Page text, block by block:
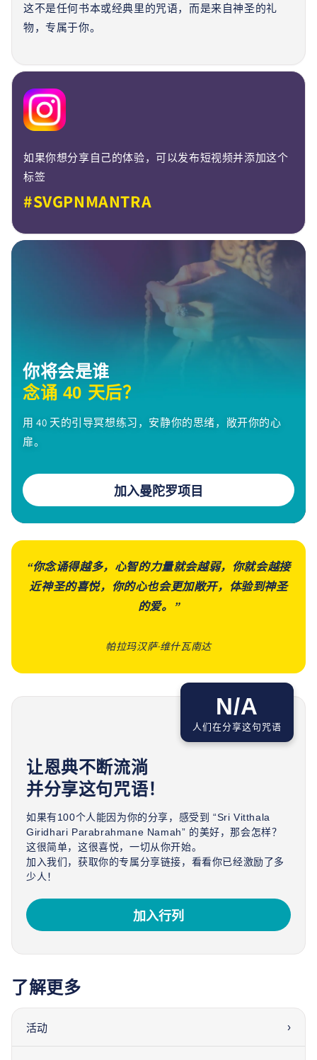
这不是任何书本或经典里的咒语，而是来自神圣的礼
物，专属于你。
如果你想分享自己的体验，可以发布短视频并添加这个
标签
#SVGPNMANTRA
你将会是谁
念诵 40 天后？
用 40 天的引导冥想练习，安静你的思绪，敞开你的心
扉。
加入曼陀罗项目
“你念诵得越多，心智的力量就会越弱，你就会越接
近神圣的喜悦，你的心也会更加敞开，体验到神圣
的爱。”
帕拉玛汉萨·维什瓦南达
N/A
人们在分享这句咒语
让恩典不断流淌
并分享这句咒语！
如果有100个人能因为你的分享，感受到 “Sri Vitthala
Giridhari Parabrahmane Namah” 的美好，那会怎样？
这很简单，这很喜悦，一切从你开始。
加入我们，获取你的专属分享链接，看看你已经激励了多
少人！
加入行列
了解更多
活动 ›